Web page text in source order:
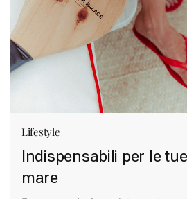
Lifestyle
Indispensabili per le
mare